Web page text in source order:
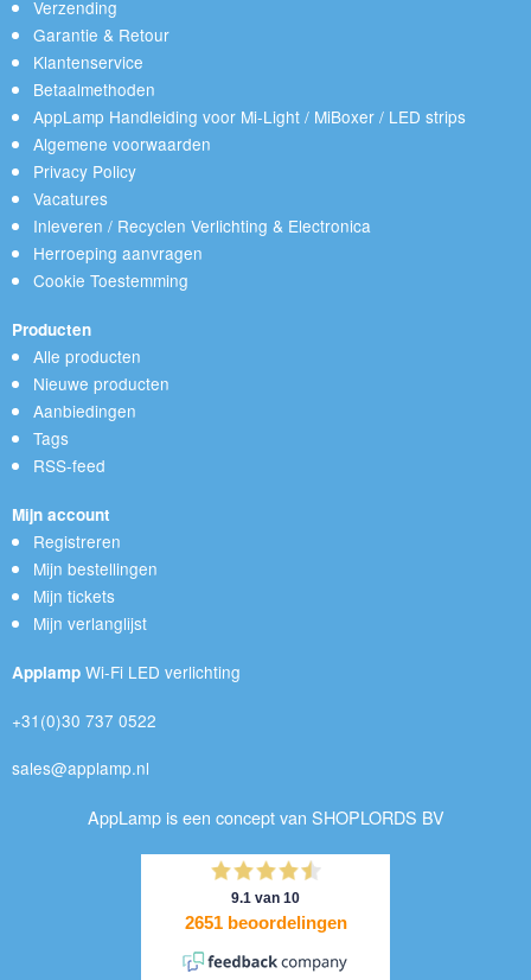
Verzending
Garantie & Retour
Klantenservice
Betaalmethoden
AppLamp Handleiding voor Mi-Light / MiBoxer / LED strips
Algemene voorwaarden
Privacy Policy
Vacatures
Inleveren / Recyclen Verlichting & Electronica
Herroeping aanvragen
Cookie Toestemming
Producten
Alle producten
Nieuwe producten
Aanbiedingen
Tags
RSS-feed
Mijn account
Registreren
Mijn bestellingen
Mijn tickets
Mijn verlanglijst
Applamp Wi-Fi LED verlichting
+31(0)30 737 0522
sales@applamp.nl
AppLamp is een concept van SHOPLORDS BV